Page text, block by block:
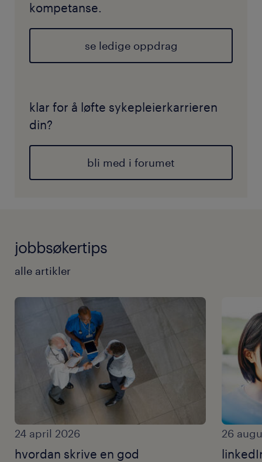
kompetanse.
se ledige oppdrag
klar for å løfte sykepleierkarrieren
din?
bli med i forumet
jobbsøkertips
alle artikler
24 april 2026
hvordan skrive en god
26